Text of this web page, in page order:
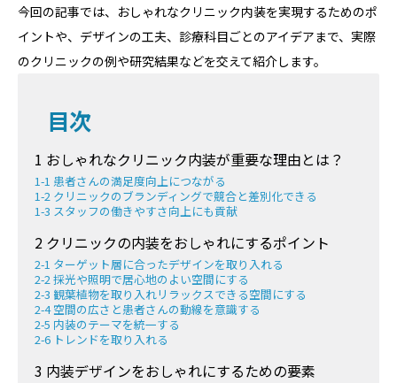
今回の記事では、おしゃれなクリニック内装を実現するためのポ
イントや、デザインの工夫、診療科目ごとのアイデアまで、実際
のクリニックの例や研究結果などを交えて紹介します。
目次
1 おしゃれなクリニック内装が重要な理由とは？
1-1 患者さんの満足度向上につながる
1-2 クリニックのブランディングで競合と差別化できる
1-3 スタッフの働きやすさ向上にも貢献
2 クリニックの内装をおしゃれにするポイント
2-1 ターゲット層に合ったデザインを取り入れる
2-2 採光や照明で居心地のよい空間にする
2-3 観葉植物を取り入れリラックスできる空間にする
2-4 空間の広さと患者さんの動線を意識する
2-5 内装のテーマを統一する
2-6 トレンドを取り入れる
3 内装デザインをおしゃれにするための要素